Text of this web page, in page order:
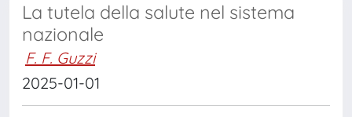
La tutela della salute nel sistema
nazionale
F. F. Guzzi
2025-01-01